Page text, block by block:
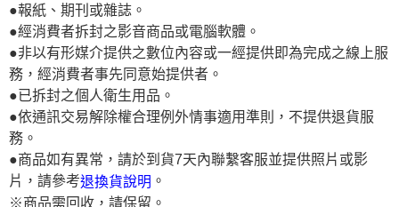
●報紙、期刊或雜誌。
●經消費者拆封之影音商品或電腦軟體。
●非以有形媒介提供之數位內容或一經提供即為完成之線上服
務，經消費者事先同意始提供者。
●已拆封之個人衛生用品。
●依通訊交易解除權合理例外情事適用準則，不提供退貨服
務。
●商品如有異常，請於到貨7天內聯繫客服並提供照片或影
片，請參考退換貨說明 。
※商品需回收，請保留。